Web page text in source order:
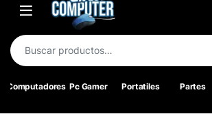
Buscar por:
Computadores Pc Gamer Portatiles Partes